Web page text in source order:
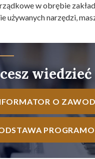
w obrębie
używanych narzędzi,
O